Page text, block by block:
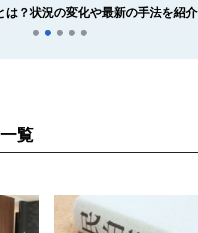
は？状況の変化や最新の手法を紹介
覧